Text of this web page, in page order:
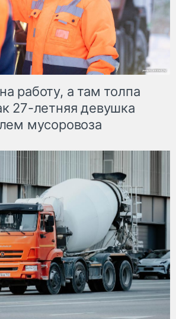
работу, а там толпа
27-летняя девушка
мусоровоза